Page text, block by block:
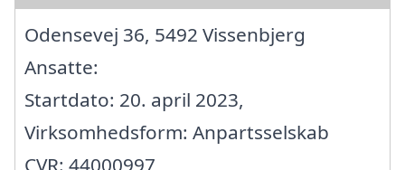
Odensevej 36, 5492 Vissenbjerg
Ansatte:
Startdato: 20. april 2023,
Virksomhedsform: Anpartsselskab
CVR: 44000997